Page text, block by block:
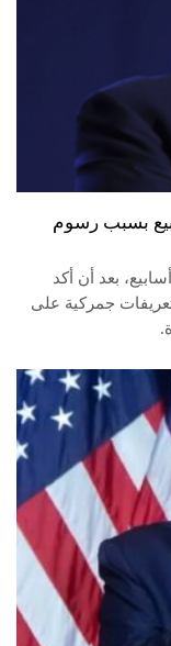
تبلغ أعلى مستوى في 6 أسابيع بسبب رسوم
ارتفعت أسعار النفط لأعلى مستوى لها في 6 أسابيع، بعد أن أكد
جمركية على